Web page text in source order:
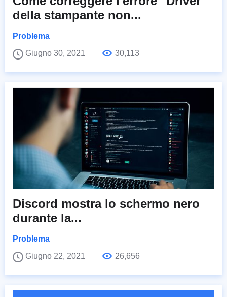
della stampante non...
Problema
Giugno 30, 2021
30,113
Discord mostra lo schermo nero
durante la...
Problema
Giugno 22, 2021
26,656